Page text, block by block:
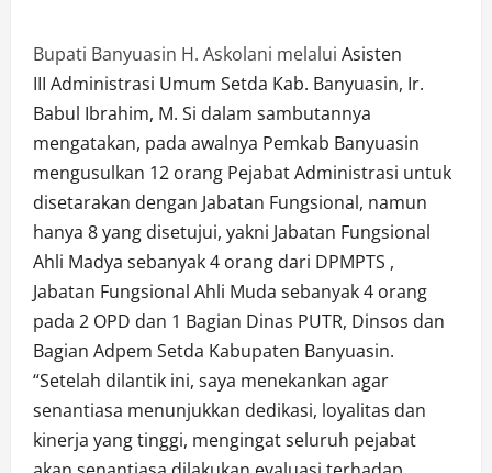
Bupati Banyuasin H. Askolani melalui Asisten
III Administrasi Umum Setda Kab. Banyuasin, Ir.
Babul Ibrahim, M. Si dalam sambutannya
mengatakan, pada awalnya Pemkab Banyuasin
mengusulkan 12 orang Pejabat Administrasi untuk
disetarakan dengan Jabatan Fungsional, namun
hanya 8 yang disetujui, yakni Jabatan Fungsional
Ahli Madya sebanyak 4 orang dari DPMPTS ,
Jabatan Fungsional Ahli Muda sebanyak 4 orang
pada 2 OPD dan 1 Bagian Dinas PUTR, Dinsos dan
Bagian Adpem Setda Kabupaten Banyuasin.
“Setelah dilantik ini, saya menekankan agar
senantiasa menunjukkan dedikasi, loyalitas dan
kinerja yang tinggi, mengingat seluruh pejabat